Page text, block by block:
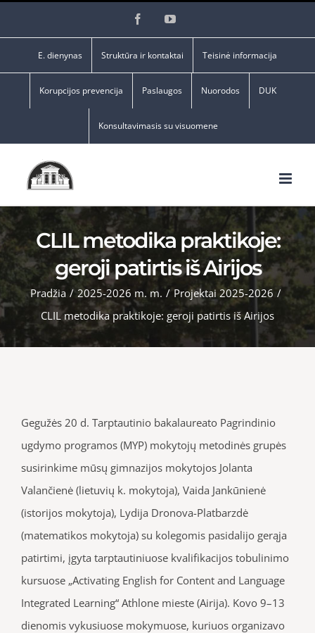
FacebookYouTube
E. dienynas Struktūra ir kontaktai Teisinė informacija
Korupcijos prevencija Paslaugos Nuorodos DUK
Konsultavimasis su visuomene
CLIL metodika praktikoje:
geroji patirtis iš Airijos
Pradžia / 2025-2026 m. m. / Projektai 2025-2026 /
CLIL metodika praktikoje: geroji patirtis iš Airijos
Gegužės 20 d. Tarptautinio bakalaureato Pagrindinio
ugdymo programos (MYP) mokytojų metodinės grupės
susirinkime mūsų gimnazijos mokytojos Jolanta
Valančienė (lietuvių k. mokytoja), Vaida Jankūnienė
(istorijos mokytoja), Lydija Dronova-Platbarzdė
(matematikos mokytoja) su kolegomis pasidalijo gerąja
patirtimi, įgyta tarptautiniuose kvalifikacijos tobulinimo
kursuose „Activating English for Content and Language
Integrated Learning“ Athlone mieste (Airija). Kovo 9–13
dienomis vykusiuose mokymuose, kuriuos organizavo